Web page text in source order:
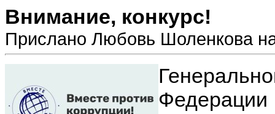
Внимание, конкурс!
Прислано Любовь Шоленкова